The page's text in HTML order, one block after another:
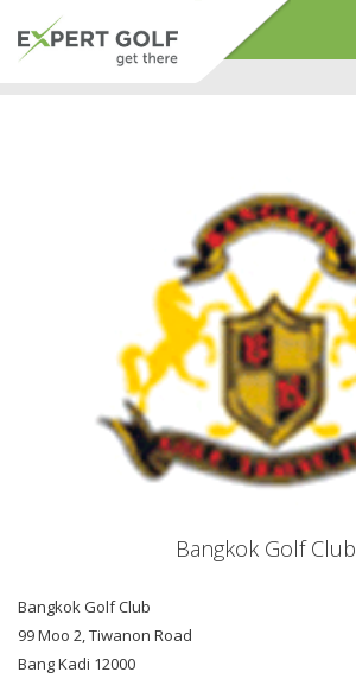
Bangkok Golf Club
Bangkok Golf Club
99 Moo 2, Tiwanon Road
Bang Kadi 12000